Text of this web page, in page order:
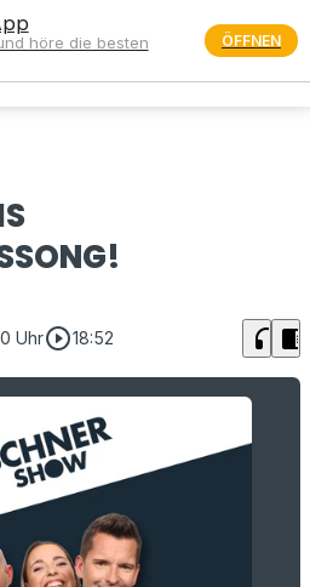
menu
Uhrplay_circle_outline18:52 headphones chrome_reader_mode
höre die besten
ÖFFNEN